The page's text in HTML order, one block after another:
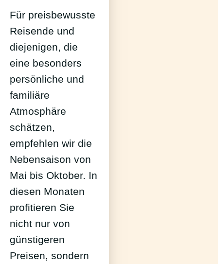
Für preisbewusste
Reisende und
diejenigen, die
eine besonders
persönliche und
familiäre
Atmosphäre
schätzen,
empfehlen wir die
Nebensaison von
Mai bis Oktober. In
diesen Monaten
profitieren Sie
nicht nur von
günstigeren
Preisen, sondern